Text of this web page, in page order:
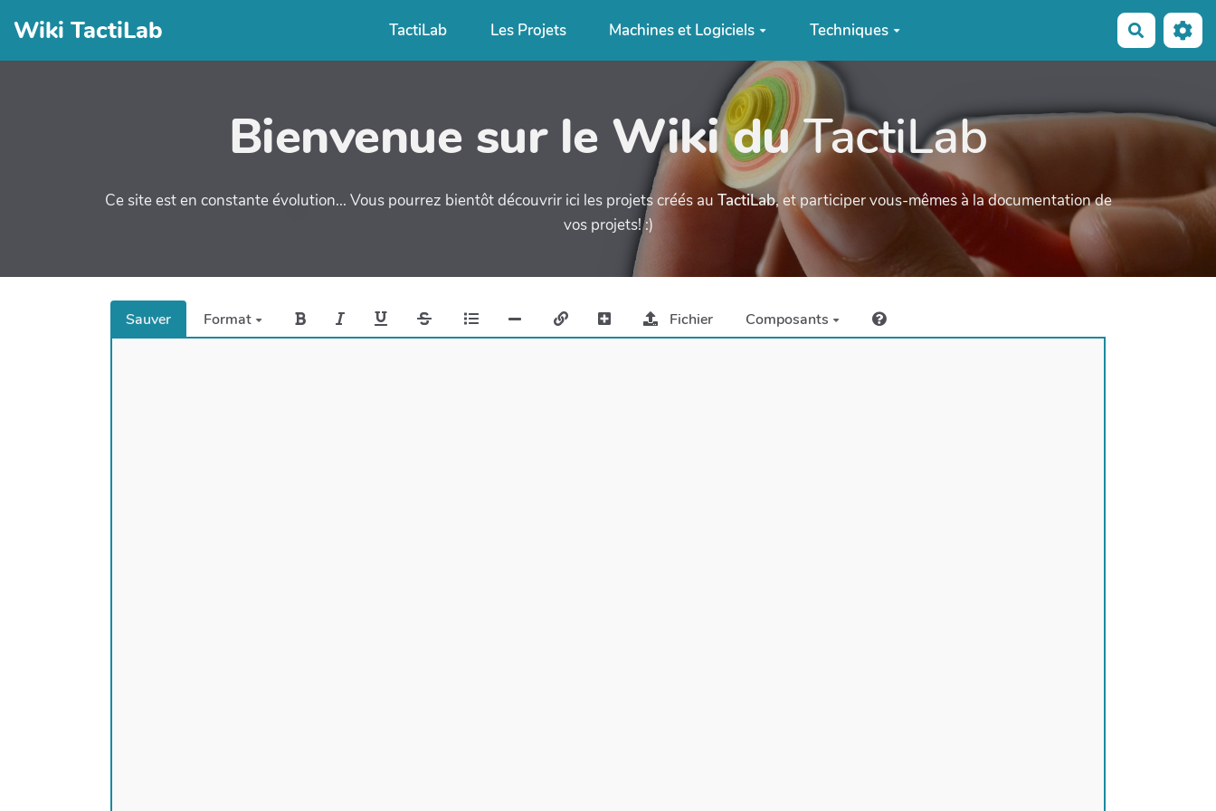
Wiki TactiLab TactiLab Les Projets Machines et Logiciels Techniques
Bienvenue sur le Wiki duTactiLab
Ce site est en constante évolution... Vous pourrez bientôt découvrir ici les projets créés au TactiLab, et participer vous-mêmes à la documentation de
vos projets! :)
Sauver Format Fichier Composants